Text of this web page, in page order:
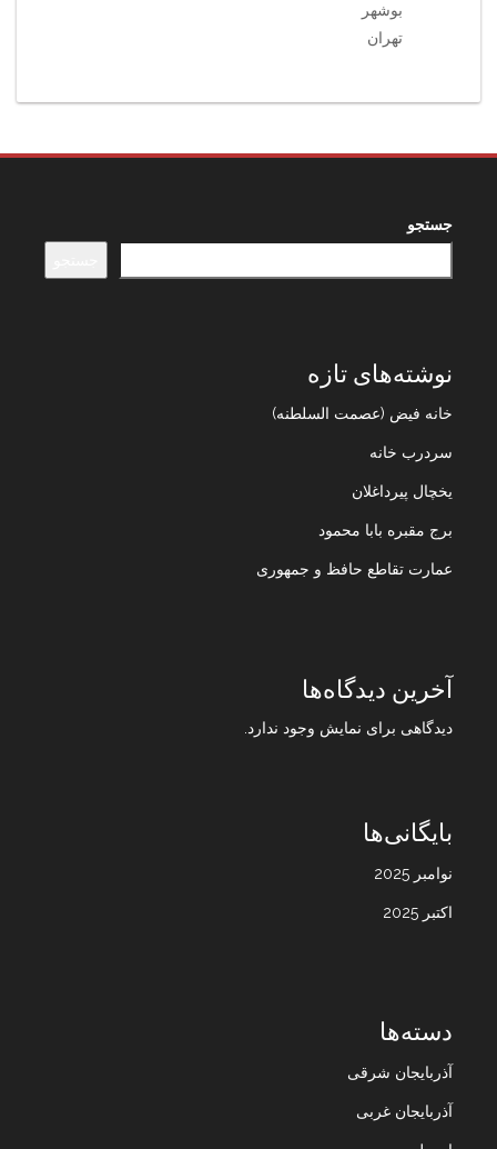
بوشهر
تهران
جستجو
نوشته‌های تازه
خانه فیض (عصمت السلطنه)
سردرب خانه
یخچال پیرداغلان
برج مقبره بابا محمود
عمارت تقاطع حافظ و جمهوری
آخرین دیدگاه‌ها
دیدگاهی برای نمایش وجود ندارد.
بایگانی‌ها
نوامبر 2025
اکتبر 2025
دسته‌ها
آذربایجان شرقی
آذربایجان غربی